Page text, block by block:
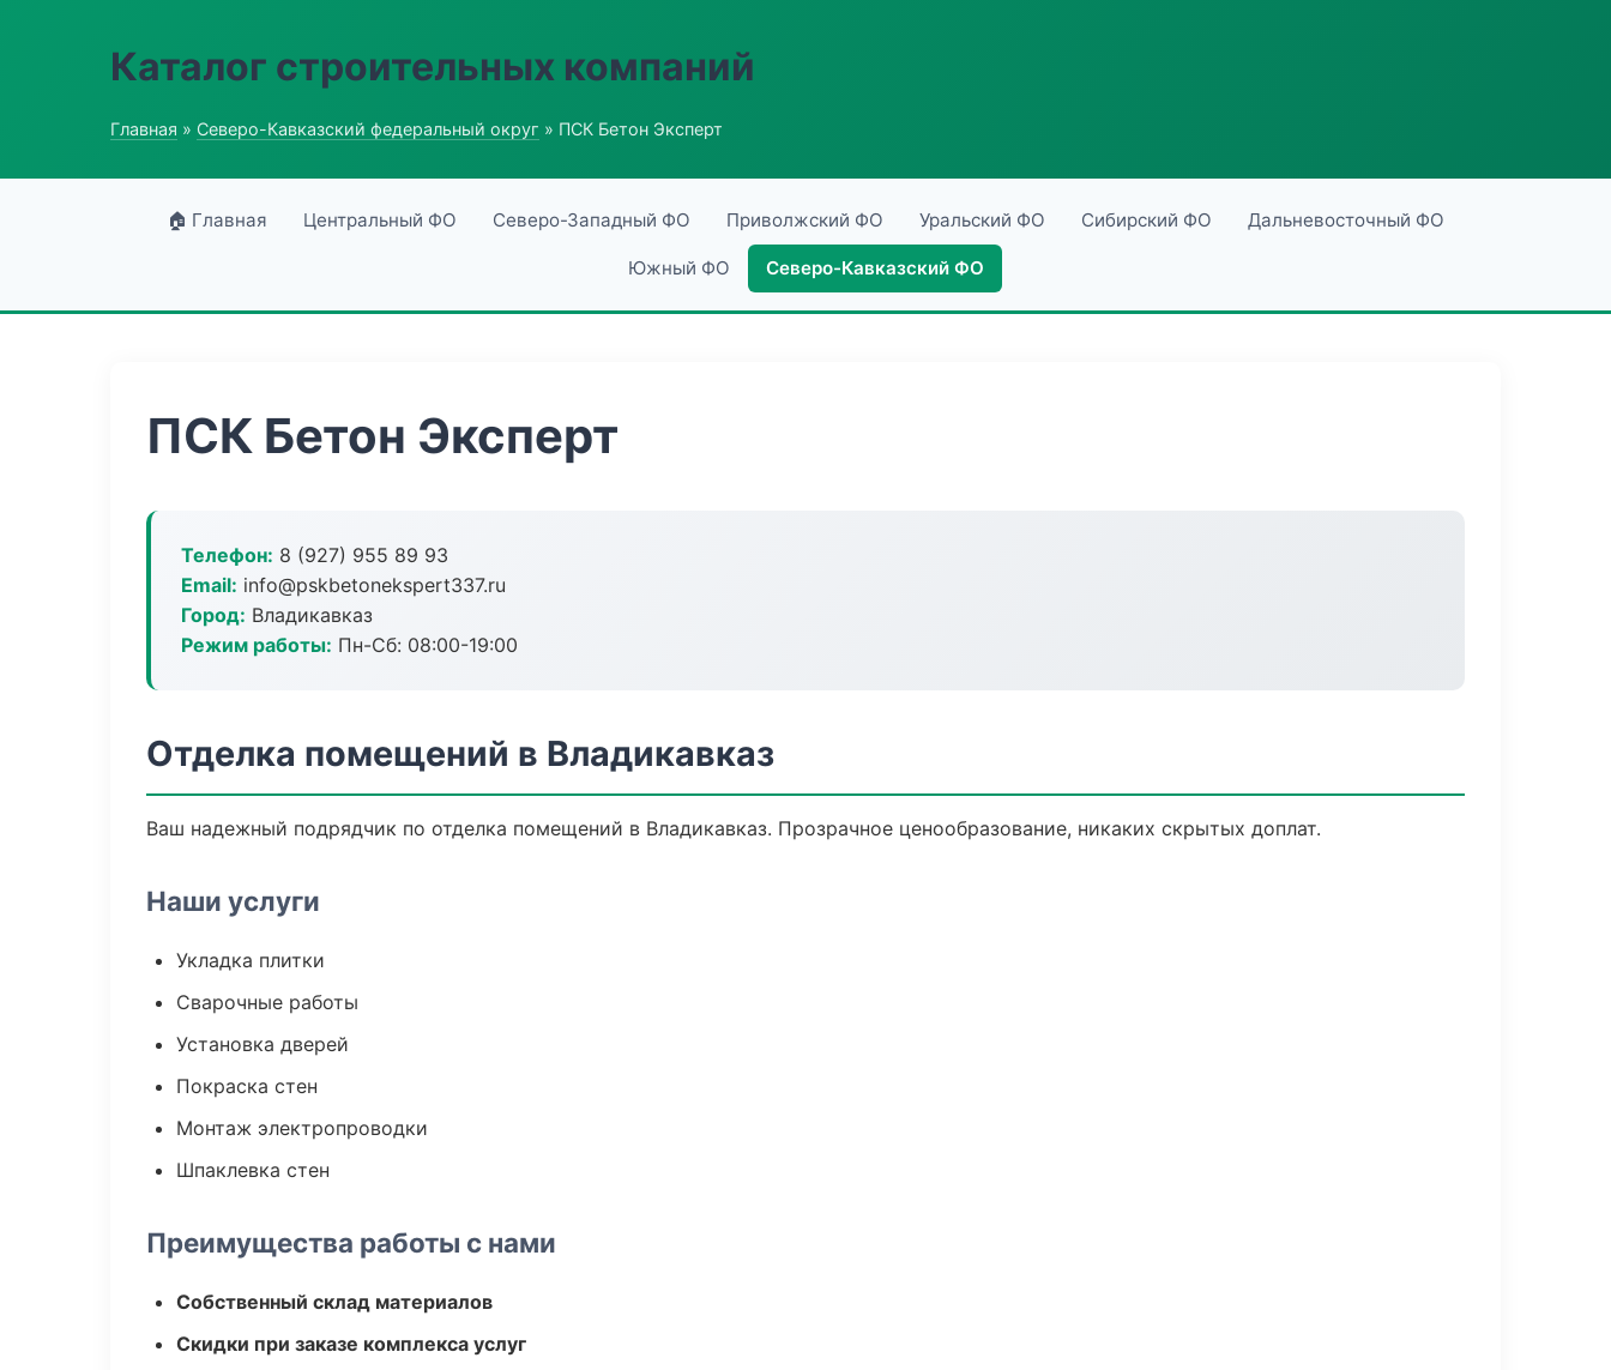
Каталог строительных компаний
Главная » Северо-Кавказский федеральный округ » ПСК Бетон Эксперт
🏠 Главная Центральный ФО Северо-Западный ФО Приволжский ФО Уральский ФО Сибирский ФО Дальневосточный ФО
Южный ФО Северо-Кавказский ФО
ПСК Бетон Эксперт
Телефон: 8 (927) 955 89 93
Email: info@pskbetonekspert337.ru
Город: Владикавказ
Режим работы: Пн-Сб: 08:00-19:00
Отделка помещений в Владикавказ
Ваш надежный подрядчик по отделка помещений в Владикавказ. Прозрачное ценообразование, никаких скрытых доплат.
Наши услуги
Укладка плитки
Сварочные работы
Установка дверей
Покраска стен
Монтаж электропроводки
Шпаклевка стен
Преимущества работы с нами
Собственный склад материалов
Скидки при заказе комплекса услуг